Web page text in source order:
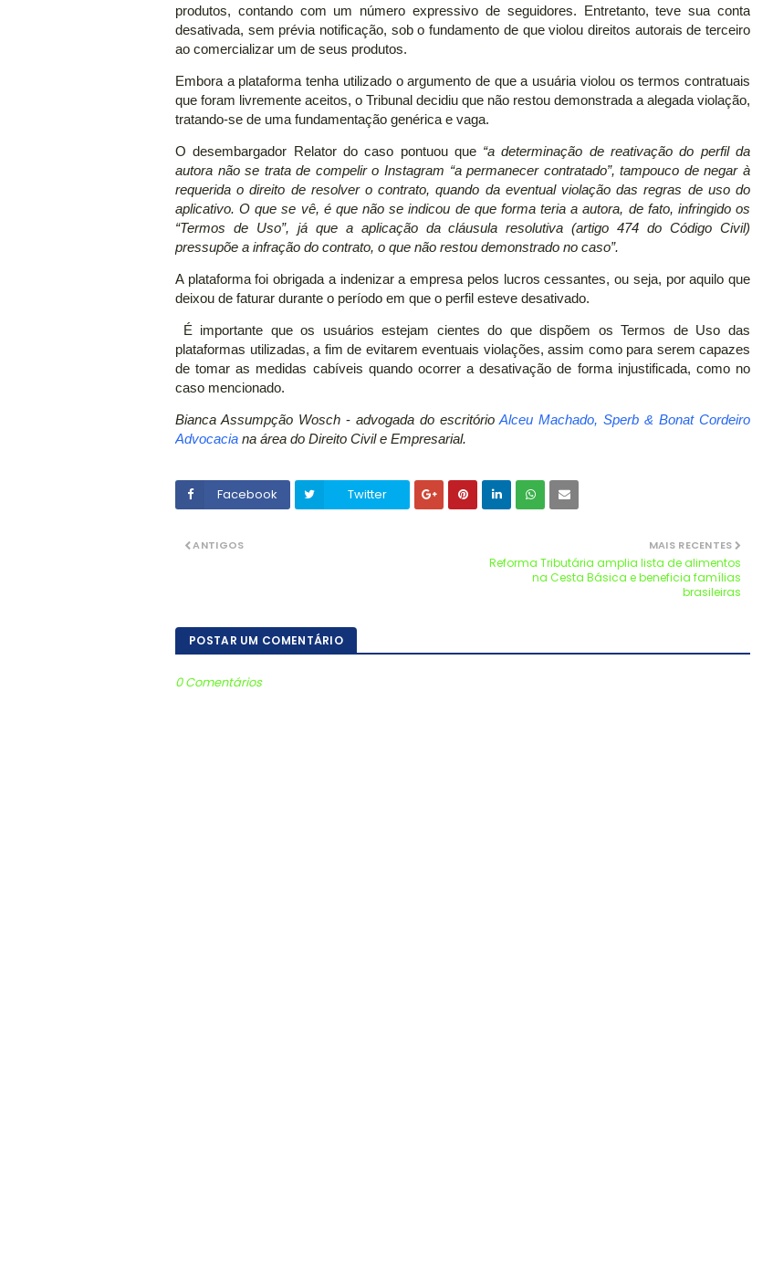
produtos, contando com um número expressivo de seguidores. Entretanto, teve sua conta
desativada, sem prévia notificação, sob o fundamento de que violou direitos autorais de terceiro
ao comercializar um de seus produtos.
Embora a plataforma tenha utilizado o argumento de que a usuária violou os termos contratuais
que foram livremente aceitos, o Tribunal decidiu que não restou demonstrada a alegada violação,
tratando-se de uma fundamentação genérica e vaga.
O desembargador Relator do caso pontuou que “a determinação de reativação do perfil da
autora não se trata de compelir o Instagram “a permanecer contratado”, tampouco de negar à
requerida o direito de resolver o contrato, quando da eventual violação das regras de uso do
aplicativo. O que se vê, é que não se indicou de que forma teria a autora, de fato, infringido os
“Termos de Uso”, já que a aplicação da cláusula resolutiva (artigo 474 do Código Civil)
pressupõe a infração do contrato, o que não restou demonstrado no caso”.
A plataforma foi obrigada a indenizar a empresa pelos lucros cessantes, ou seja, por aquilo que
deixou de faturar durante o período em que o perfil esteve desativado.
É importante que os usuários estejam cientes do que dispõem os Termos de Uso das
plataformas utilizadas, a fim de evitarem eventuais violações, assim como para serem capazes
de tomar as medidas cabíveis quando ocorrer a desativação de forma injustificada, como no
caso mencionado.
Bianca Assumpção Wosch - advogada do escritório Alceu Machado, Sperb & Bonat Cordeiro
Advocacia na área do Direito Civil e Empresarial.
Facebook Twitter
MAIS RECENTES
Reforma Tributária amplia lista de alimentos
na Cesta Básica e beneficia famílias
brasileiras
ANTIGOS
POSTAR UM COMENTÁRIO
0 Comentários